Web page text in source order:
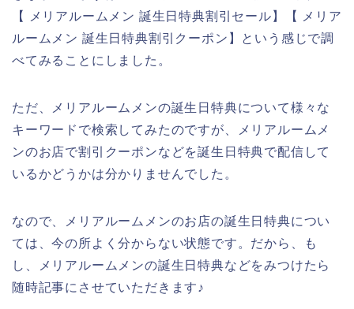
【 メリアルームメン 誕生日特典割引セール】【 メリア
ルームメン 誕生日特典割引クーポン】という感じで調
べてみることにしました。
ただ、メリアルームメンの誕生日特典について様々な
キーワードで検索してみたのですが、メリアルームメ
ンのお店で割引クーポンなどを誕生日特典で配信して
いるかどうかは分かりませんでした。
なので、メリアルームメンのお店の誕生日特典につい
ては、今の所よく分からない状態です。だから、も
し、メリアルームメンの誕生日特典などをみつけたら
随時記事にさせていただきます♪